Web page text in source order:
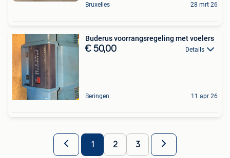
Bruxelles 28 mrt 26
Buderus voorrangsregeling met voelers
€ 50,00 Details
Beringen 11 apr 26
1 2 3